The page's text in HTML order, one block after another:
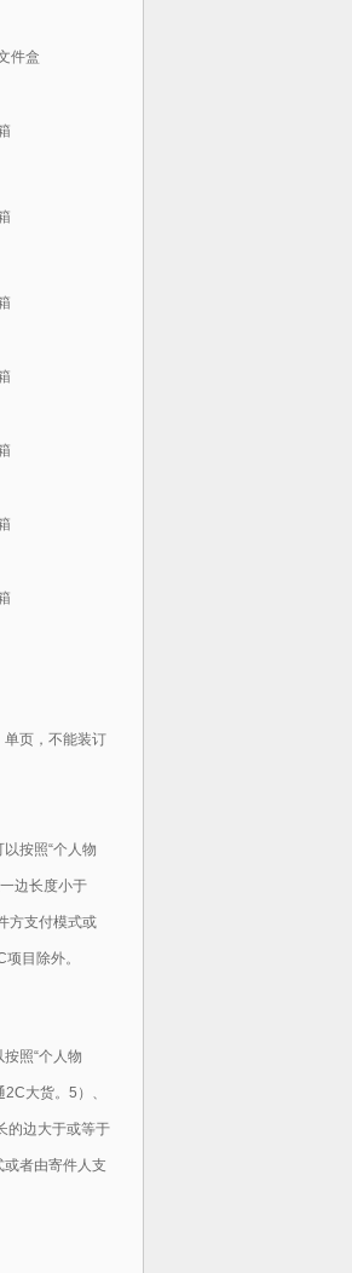
件盒
单页，不能装订
按照“个人物
边长度小于
方支付模式或
目除外。
照“个人物
大货。5）、
的边大于或等于
者由寄件人支